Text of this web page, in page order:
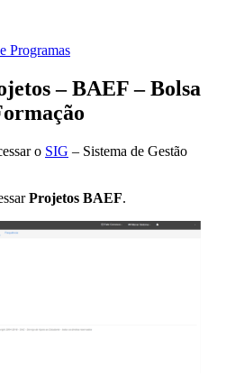
Programas
– BAEF – Bolsa
o SIG – Sistema de Gestão
Projetos BAEF.